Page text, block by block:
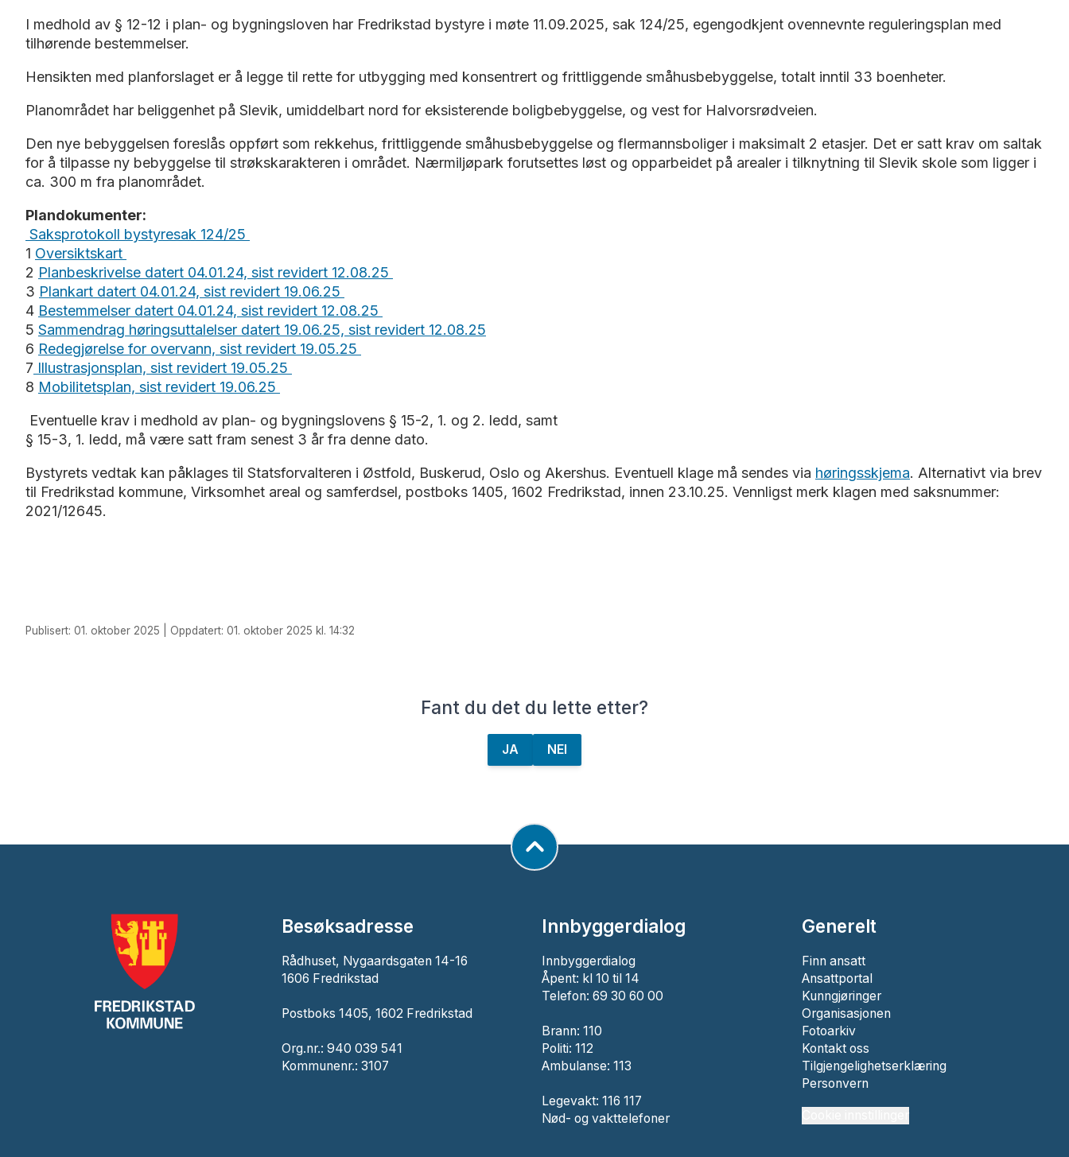
I medhold av § 12-12 i plan- og bygningsloven har Fredrikstad bystyre i møte 11.09.2025, sak 124/25, egengodkjent ovennevnte reguleringsplan med
tilhørende bestemmelser.
Hensikten med planforslaget er å legge til rette for utbygging med konsentrert og frittliggende småhusbebyggelse, totalt inntil 33 boenheter.
Planområdet har beliggenhet på Slevik, umiddelbart nord for eksisterende boligbebyggelse, og vest for Halvorsrødveien.
Den nye bebyggelsen foreslås oppført som rekkehus, frittliggende småhusbebyggelse og flermannsboliger i maksimalt 2 etasjer. Det er satt krav om saltak
for å tilpasse ny bebyggelse til strøkskarakteren i området. Nærmiljøpark forutsettes løst og opparbeidet på arealer i tilknytning til Slevik skole som ligger i
ca. 300 m fra planområdet.
Plandokumenter:
Saksprotokoll bystyresak 124/25
1 Oversiktskart
2 Planbeskrivelse datert 04.01.24, sist revidert 12.08.25
3 Plankart datert 04.01.24, sist revidert 19.06.25
4 Bestemmelser datert 04.01.24, sist revidert 12.08.25
5 Sammendrag høringsuttalelser datert 19.06.25, sist revidert 12.08.25
6 Redegjørelse for overvann, sist revidert 19.05.25
7 Illustrasjonsplan, sist revidert 19.05.25
8 Mobilitetsplan, sist revidert 19.06.25
Eventuelle krav i medhold av plan- og bygningslovens § 15-2, 1. og 2. ledd, samt
§ 15-3, 1. ledd, må være satt fram senest 3 år fra denne dato.
Bystyrets vedtak kan påklages til Statsforvalteren i Østfold, Buskerud, Oslo og Akershus. Eventuell klage må sendes via høringsskjema. Alternativt via brev
til Fredrikstad kommune, Virksomhet areal og samferdsel, postboks 1405, 1602 Fredrikstad, innen 23.10.25. Vennligst merk klagen med saksnummer:
2021/12645.
Publisert: 01. oktober 2025 | Oppdatert: 01. oktober 2025 kl. 14:32
Fant du det du lette etter?
JA NEI
Besøksadresse
Rådhuset, Nygaardsgaten 14-16
1606 Fredrikstad
Postboks 1405, 1602 Fredrikstad
Org.nr.: 940 039 541
Kommunenr.: 3107
Innbyggerdialog
Innbyggerdialog
Åpent: kl 10 til 14
Telefon: 69 30 60 00
Brann: 110
Politi: 112
Ambulanse: 113
Legevakt: 116 117
Nød- og vakttelefoner
Generelt
Finn ansatt
Ansattportal
Kunngjøringer
Organisasjonen
Fotoarkiv
Kontakt oss
Tilgjengelighetserklæring
Personvern